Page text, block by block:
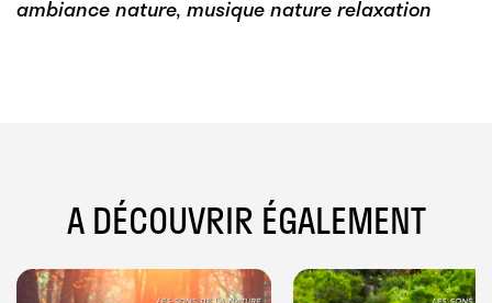
ambiance nature, musique nature relaxation
A DÉCOUVRIR ÉGALEMENT